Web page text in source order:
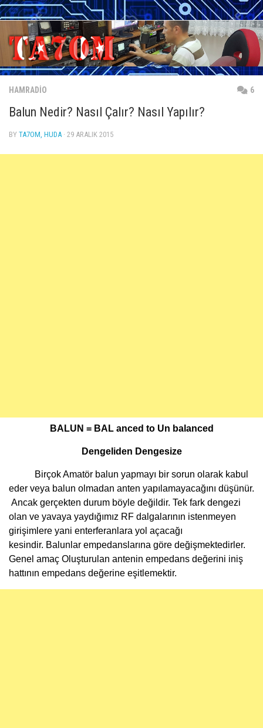
Skip
to
content
HAMRADIO 6
Balun Nedir? Nasıl Çalır? Nasıl Yapılır?
BY TA7OM, HUDA · 29 ARALIK 2015
BALUN = BAL anced to Un balanced
Dengeliden Dengesize
Birçok Amatör balun yapmayı bir sorun olarak kabul
eder veya balun olmadan anten yapılamayacağını düşünür.
Ancak gerçekten durum böyle değildir. Tek fark dengezi
olan ve yavaya yaydığımız RF dalgalarının istenmeyen
girişimlere yani enterferanlara yol açacağı
kesindir. Balunlar empedanslarına göre değişmektedirler.
Genel amaç Oluşturulan antenin empedans değerini iniş
hattının empedans değerine eşitlemektir.